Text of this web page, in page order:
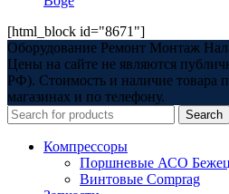
[html_block id="8671"]
Оборудование Ремонт Монтаж
Цены на сайте не являются
РФ). Стоимость и наличие товара
магазинах и по телефону.
Search
Компрессоры
Поршневые АСО
Винтовые Comprag